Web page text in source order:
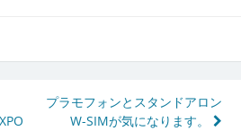
プラモフォンとスタンドアロン
W-SIMが気になります。